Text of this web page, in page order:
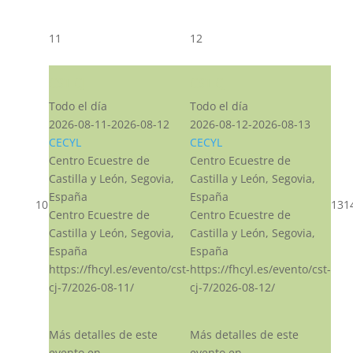
10
11
Todo el día
2026-08-11-2026-08-12
CECYL
Centro Ecuestre de
Castilla y León, Segovia,
España
Centro Ecuestre de
Castilla y León, Segovia,
España
https://fhcyl.es/evento/cst-
cj-7/2026-08-11/
Más detalles de este
12
Todo el día
2026-08-12-2026-08-13
CECYL
Centro Ecuestre de
Castilla y León, Segovia,
España
Centro Ecuestre de
Castilla y León, Segovia,
España
https://fhcyl.es/evento/cst-
cj-7/2026-08-12/
Más detalles de este
13